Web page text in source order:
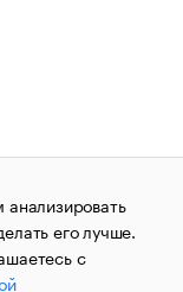
прав
Сообщения
надзору в сфере
номером ИА
его лучше.
с